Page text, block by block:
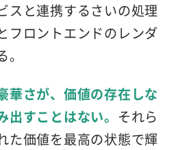
スと連携するさいの処理
フロントエンドのレンダ
華さが、価値の存在しな
すことはない。 それら
た価値を最高の状態で輝